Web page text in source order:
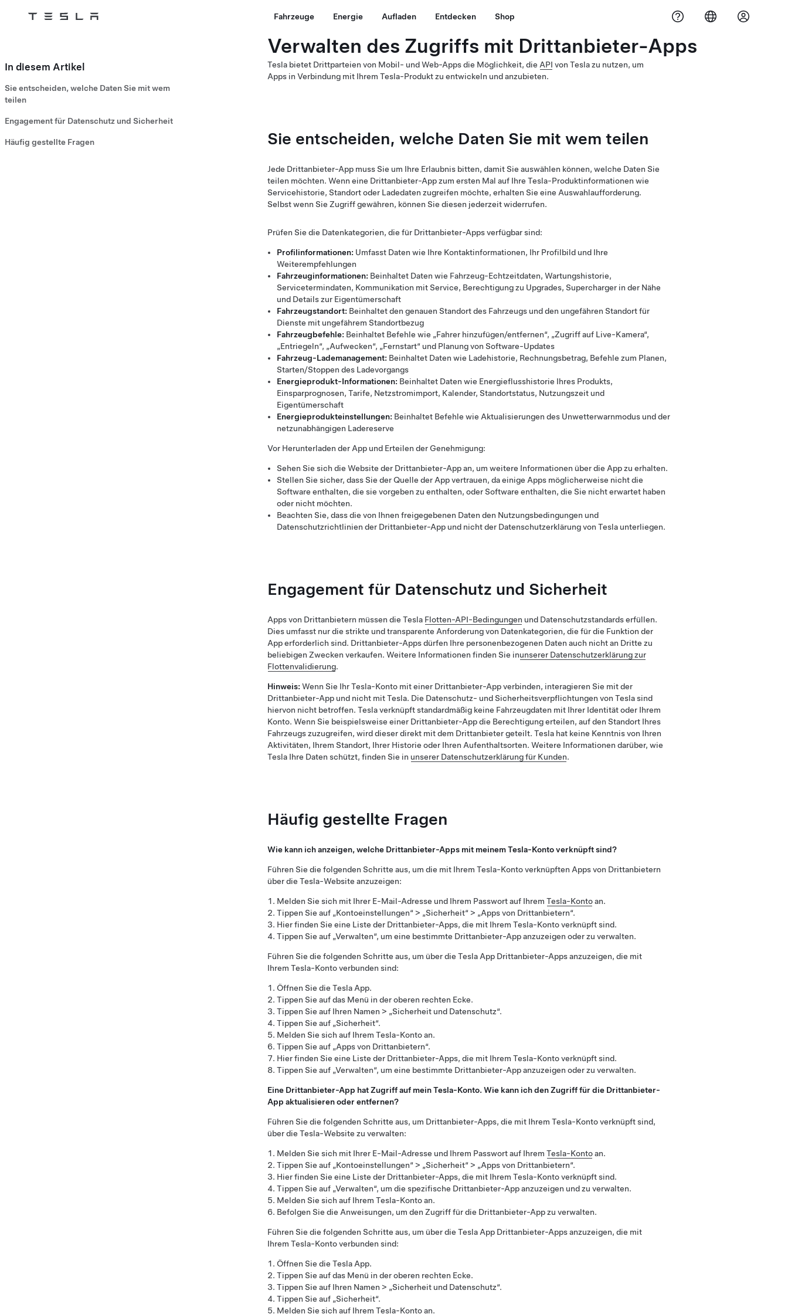
Tesla Fahrzeuge Energie Aufladen Entdecken Shop
Verwalten des Zugriffs mit Drittanbieter-Apps
Tesla bietet Drittparteien von Mobil- und Web-Apps die Möglichkeit, die API von Tesla zu nutzen, um
Apps in Verbindung mit Ihrem Tesla-Produkt zu entwickeln und anzubieten.
Sie entscheiden, welche Daten Sie mit wem teilen
Jede Drittanbieter-App muss Sie um Ihre Erlaubnis bitten, damit Sie auswählen können, welche Daten Sie
teilen möchten. Wenn eine Drittanbieter-App zum ersten Mal auf Ihre Tesla-Produktinformationen wie
Servicehistorie, Standort oder Ladedaten zugreifen möchte, erhalten Sie eine Auswahlaufforderung.
Selbst wenn Sie Zugriff gewähren, können Sie diesen jederzeit widerrufen.
Prüfen Sie die Datenkategorien, die für Drittanbieter-Apps verfügbar sind:
Profilinformationen: Umfasst Daten wie Ihre Kontaktinformationen, Ihr Profilbild und Ihre
Weiterempfehlungen
Fahrzeuginformationen: Beinhaltet Daten wie Fahrzeug-Echtzeitdaten, Wartungshistorie,
Servicetermindaten, Kommunikation mit Service, Berechtigung zu Upgrades, Supercharger in der Nähe
und Details zur Eigentümerschaft
Fahrzeugstandort: Beinhaltet den genauen Standort des Fahrzeugs und den ungefähren Standort für
Dienste mit ungefährem Standortbezug
Fahrzeugbefehle: Beinhaltet Befehle wie „Fahrer hinzufügen/entfernen“, „Zugriff auf Live-Kamera“,
„Entriegeln“, „Aufwecken“, „Fernstart“ und Planung von Software-Updates
Fahrzeug-Lademanagement: Beinhaltet Daten wie Ladehistorie, Rechnungsbetrag, Befehle zum Planen,
Starten/Stoppen des Ladevorgangs
Energieprodukt-Informationen: Beinhaltet Daten wie Energieflusshistorie Ihres Produkts,
Einsparprognosen, Tarife, Netzstromimport, Kalender, Standortstatus, Nutzungszeit und
Eigentümerschaft
Energieprodukteinstellungen: Beinhaltet Befehle wie Aktualisierungen des Unwetterwarnmodus und der
netzunabhängigen Ladereserve
Vor Herunterladen der App und Erteilen der Genehmigung:
Sehen Sie sich die Website der Drittanbieter-App an, um weitere Informationen über die App zu erhalten.
Stellen Sie sicher, dass Sie der Quelle der App vertrauen, da einige Apps möglicherweise nicht die
Software enthalten, die sie vorgeben zu enthalten, oder Software enthalten, die Sie nicht erwartet haben
oder nicht möchten.
Beachten Sie, dass die von Ihnen freigegebenen Daten den Nutzungsbedingungen und
Datenschutzrichtlinien der Drittanbieter-App und nicht der Datenschutzerklärung von Tesla unterliegen.
Engagement für Datenschutz und Sicherheit
Apps von Drittanbietern müssen die Tesla Flotten-API-Bedingungen und Datenschutzstandards erfüllen.
Dies umfasst nur die strikte und transparente Anforderung von Datenkategorien, die für die Funktion der
App erforderlich sind. Drittanbieter-Apps dürfen Ihre personenbezogenen Daten auch nicht an Dritte zu
beliebigen Zwecken verkaufen. Weitere Informationen finden Sie inunserer Datenschutzerklärung zur
Flottenvalidierung.
Hinweis: Wenn Sie Ihr Tesla-Konto mit einer Drittanbieter-App verbinden, interagieren Sie mit der
Drittanbieter-App und nicht mit Tesla. Die Datenschutz- und Sicherheitsverpflichtungen von Tesla sind
hiervon nicht betroffen. Tesla verknüpft standardmäßig keine Fahrzeugdaten mit Ihrer Identität oder Ihrem
Konto. Wenn Sie beispielsweise einer Drittanbieter-App die Berechtigung erteilen, auf den Standort Ihres
Fahrzeugs zuzugreifen, wird dieser direkt mit dem Drittanbieter geteilt. Tesla hat keine Kenntnis von Ihren
Aktivitäten, Ihrem Standort, Ihrer Historie oder Ihren Aufenthaltsorten. Weitere Informationen darüber, wie
Tesla Ihre Daten schützt, finden Sie in unserer Datenschutzerklärung für Kunden.
Häufig gestellte Fragen
Wie kann ich anzeigen, welche Drittanbieter-Apps mit meinem Tesla-Konto verknüpft sind?
Führen Sie die folgenden Schritte aus, um die mit Ihrem Tesla-Konto verknüpften Apps von Drittanbietern
über die Tesla-Website anzuzeigen:
Melden Sie sich mit Ihrer E-Mail-Adresse und Ihrem Passwort auf Ihrem Tesla-Kontoan.
Tippen Sie auf „Kontoeinstellungen“ > „Sicherheit“ > „Apps von Drittanbietern“.
Hier finden Sie eine Liste der Drittanbieter-Apps, die mit Ihrem Tesla-Konto verknüpft sind.
Tippen Sie auf „Verwalten“, um eine bestimmte Drittanbieter-App anzuzeigen oder zu verwalten.
Führen Sie die folgenden Schritte aus, um über die Tesla App Drittanbieter-Apps anzuzeigen, die mit
Ihrem Tesla-Konto verbunden sind:
Öffnen Sie die Tesla App.
Tippen Sie auf das Menü in der oberen rechten Ecke.
Tippen Sie auf Ihren Namen > „Sicherheit und Datenschutz“.
Tippen Sie auf „Sicherheit“.
Melden Sie sich auf Ihrem Tesla-Konto an.
Tippen Sie auf „Apps von Drittanbietern“.
Hier finden Sie eine Liste der Drittanbieter-Apps, die mit Ihrem Tesla-Konto verknüpft sind.
Tippen Sie auf „Verwalten“, um eine bestimmte Drittanbieter-App anzuzeigen oder zu verwalten.
Eine Drittanbieter-App hat Zugriff auf mein Tesla-Konto. Wie kann ich den Zugriff für die Drittanbieter-
App aktualisieren oder entfernen?
Führen Sie die folgenden Schritte aus, um Drittanbieter-Apps, die mit Ihrem Tesla-Konto verknüpft sind,
über die Tesla-Website zu verwalten:
Melden Sie sich mit Ihrer E-Mail-Adresse und Ihrem Passwort auf Ihrem Tesla-Kontoan.
Tippen Sie auf „Kontoeinstellungen“ > „Sicherheit“ > „Apps von Drittanbietern“.
Hier finden Sie eine Liste der Drittanbieter-Apps, die mit Ihrem Tesla-Konto verknüpft sind.
Tippen Sie auf „Verwalten“, um die spezifische Drittanbieter-App anzuzeigen und zu verwalten.
Melden Sie sich auf Ihrem Tesla-Konto an.
Befolgen Sie die Anweisungen, um den Zugriff für die Drittanbieter-App zu verwalten.
Führen Sie die folgenden Schritte aus, um über die Tesla App Drittanbieter-Apps anzuzeigen, die mit
Ihrem Tesla-Konto verbunden sind:
Öffnen Sie die Tesla App.
Tippen Sie auf das Menü in der oberen rechten Ecke.
Tippen Sie auf Ihren Namen > „Sicherheit und Datenschutz“.
Tippen Sie auf „Sicherheit“.
Melden Sie sich auf Ihrem Tesla-Konto an.
In diesem Artikel
Sie entscheiden, welche Daten Sie mit wem
teilen
Engagement für Datenschutz und Sicherheit
Häufig gestellte Fragen